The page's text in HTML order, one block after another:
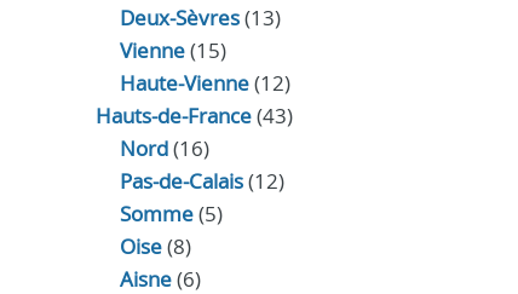
Deux-Sèvres(13)
Vienne(15)
Haute-Vienne(12)
Hauts-de-France(43)
Nord(16)
Pas-de-Calais(12)
Somme(5)
Oise(8)
Aisne(6)